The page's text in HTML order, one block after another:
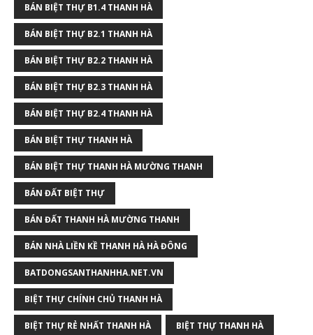
BÁN BIỆT THỰ B1.4 THANH HÀ
BÁN BIỆT THỰ B2.1 THANH HÀ
BÁN BIỆT THỰ B2.2 THANH HÀ
BÁN BIỆT THỰ B2.3 THANH HÀ
BÁN BIỆT THỰ B2.4 THANH HÀ
BÁN BIỆT THỰ THANH HÀ
BÁN BIỆT THỰ THANH HÀ MƯỜNG THANH
BÁN ĐẤT BIỆT THỰ
BÁN ĐẤT THANH HÀ MƯỜNG THANH
BÁN NHÀ LIỀN KỀ THANH HÀ HÀ ĐÔNG
BATDONGSANTHANHHA.NET.VN
BIỆT THỰ CHÍNH CHỦ THANH HÀ
BIỆT THỰ RẺ NHẤT THANH HÀ BIỆT THỰ THANH HÀ